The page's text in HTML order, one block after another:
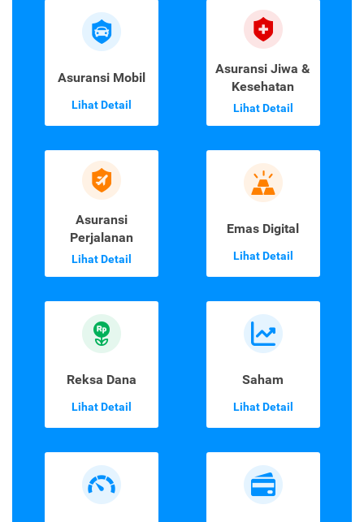
Asuransi Mobil
Lihat Detail
Asuransi Jiwa &
Kesehatan
Lihat Detail
Asuransi
Perjalanan
Lihat Detail
Emas Digital
Lihat Detail
Reksa Dana
Lihat Detail
Saham
Lihat Detail